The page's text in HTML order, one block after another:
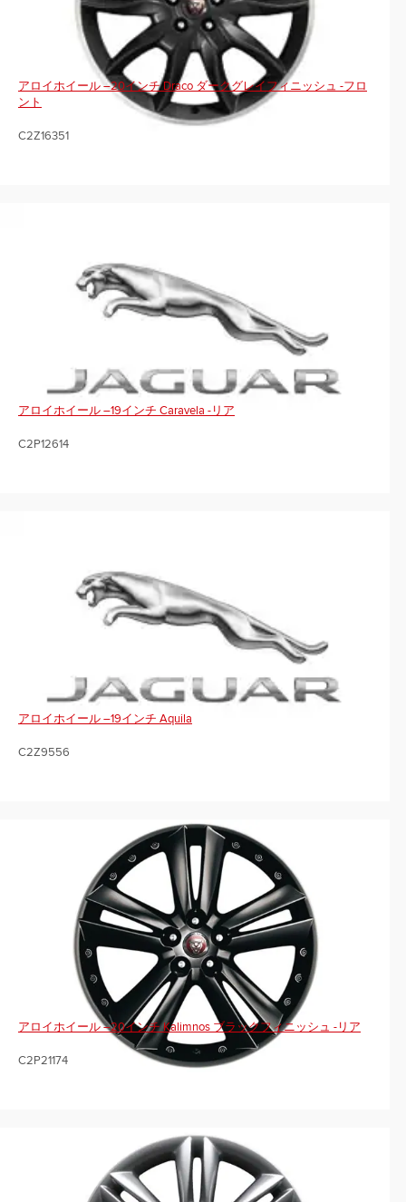
アロイホイール –20インチ Draco ダークグレイフィニッシュ -フロ
ント
C2Z16351
アロイホイール –19インチ Caravela -リア
C2P12614
アロイホイール –19インチ Aquila
C2Z9556
アロイホイール –20インチ Kalimnos ブラックフィニッシュ -リア
C2P21174